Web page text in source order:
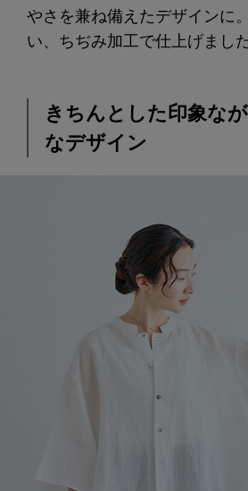
やさを兼ね備えたデザインに
い、ちぢみ加工で仕上げました
きちんとした印象な
なデザイン